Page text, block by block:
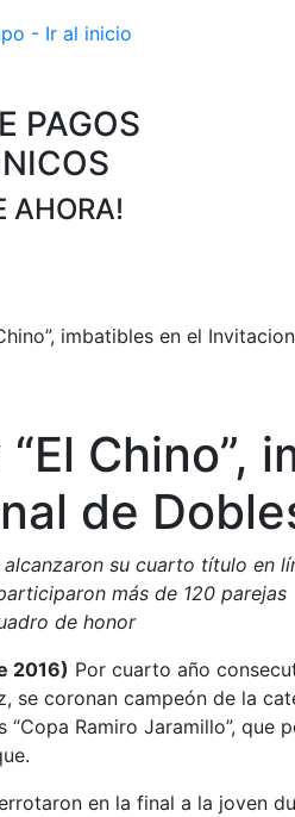
PAGOS
AHORA!
imbatibles en el
Chino”,
de
su cuarto título en
más de 120 parejas
de honor
2016) Por cuarto año
se coronan campeón de la
“Copa Ramiro Jaramillo”,
en la final a la joven